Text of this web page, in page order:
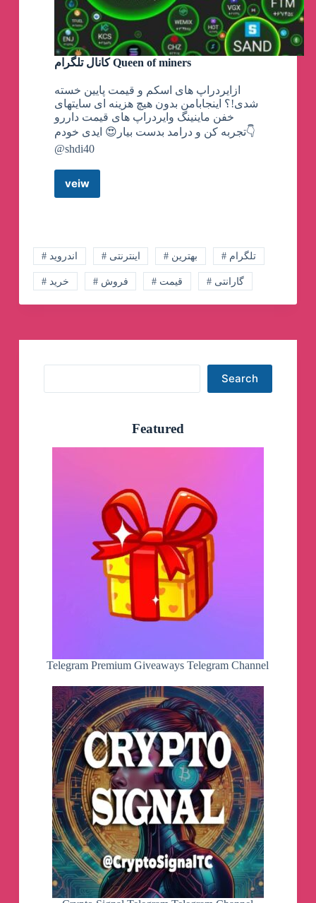
کانال تلگرام Queen of miners
ازایردراپ های اسکم و قیمت پایین خسته
شدی!؟ اینجابامن بدون هیچ هزینه ای سایتهای
خفن ماینینگ وایردراپ های قیمت داررو
تجربه کن و درامد بدست بیار😍 ایدی خودم👇
@shdi40
veiw
کانال
# اندروید # اینترنتی # بهترین # تلگرام
# خرید # فروش # قیمت # گارانتی
Search
Featured
Telegram Premium Giveaways Telegram Channel